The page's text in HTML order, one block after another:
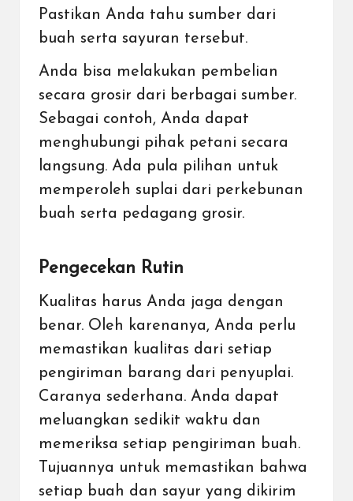
Pastikan Anda tahu sumber dari
buah serta sayuran tersebut.
Anda bisa melakukan pembelian
secara grosir dari berbagai sumber.
Sebagai contoh, Anda dapat
menghubungi pihak petani secara
langsung. Ada pula pilihan untuk
memperoleh suplai dari perkebunan
buah serta pedagang grosir.
Pengecekan Rutin
Kualitas harus Anda jaga dengan
benar. Oleh karenanya, Anda perlu
memastikan kualitas dari setiap
pengiriman barang dari penyuplai.
Caranya sederhana. Anda dapat
meluangkan sedikit waktu dan
memeriksa setiap pengiriman buah.
Tujuannya untuk memastikan bahwa
setiap buah dan sayur yang dikirim